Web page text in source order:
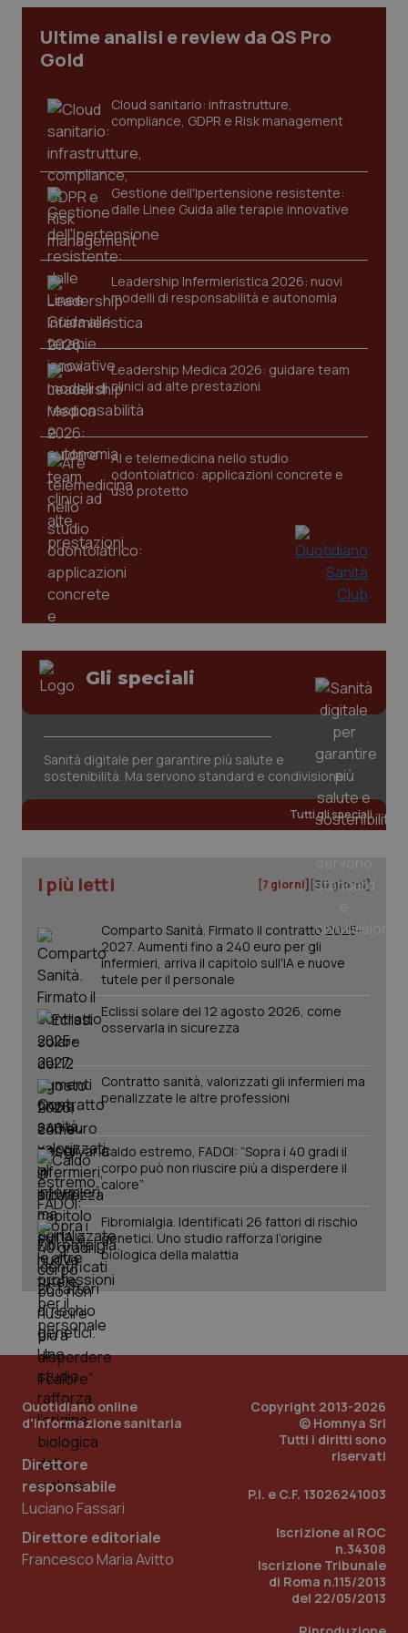
Ultime analisi e review da QS Pro
Gold
Cloud sanitario: infrastrutture,
compliance, GDPR e Risk management
Gestione dell'Ipertensione resistente:
dalle Linee Guida alle terapie innovative
Leadership Infermieristica 2026: nuovi
modelli di responsabilità e autonomia
Leadership Medica 2026: guidare team
clinici ad alte prestazioni
AI e telemedicina nello studio
odontoiatrico: applicazioni concrete e
uso protetto
Gli speciali
Sanità digitale per garantire più salute e
sostenibilità. Ma servono standard e condivisione
Tutti gli speciali
I più letti [7 giorni] [30 giorni]
Comparto Sanità. Firmato il contratto 2025-
2027. Aumenti fino a 240 euro per gli
infermieri, arriva il capitolo sull'IA e nuove
tutele per il personale
Eclissi solare del 12 agosto 2026, come
osservarla in sicurezza
Contratto sanità, valorizzati gli infermieri ma
penalizzate le altre professioni
Caldo estremo, FADOI: “Sopra i 40 gradi il
corpo può non riuscire più a disperdere il
calore”
Fibromialgia. Identificati 26 fattori di rischio
genetici. Uno studio rafforza l’origine
biologica della malattia
Quotidiano online
d'informazione sanitaria
Direttore
responsabile
Luciano Fassari
Direttore editoriale
Francesco Maria Avitto
Copyright 2013-2026
© Homnya Srl
Tutti i diritti sono
riservati
P.I. e C.F. 13026241003
Iscrizione al ROC
n.34308
Iscrizione Tribunale
di Roma n.115/2013
del 22/05/2013
sito web abilitandone funzionalità di base quali la
navigazione sulle pagine e l'accesso alle aree
protette del sito. Il sito web non è in grado di
Nome
Fornitore/
VISITOR_PRIVACY_METADATA
CookieScriptConsent
CookieScript
tracking-enable
tracking-sites-ironfish-
session-id
www.quotidianosanita.it
.quotidianosanita.it
PHPSESSID